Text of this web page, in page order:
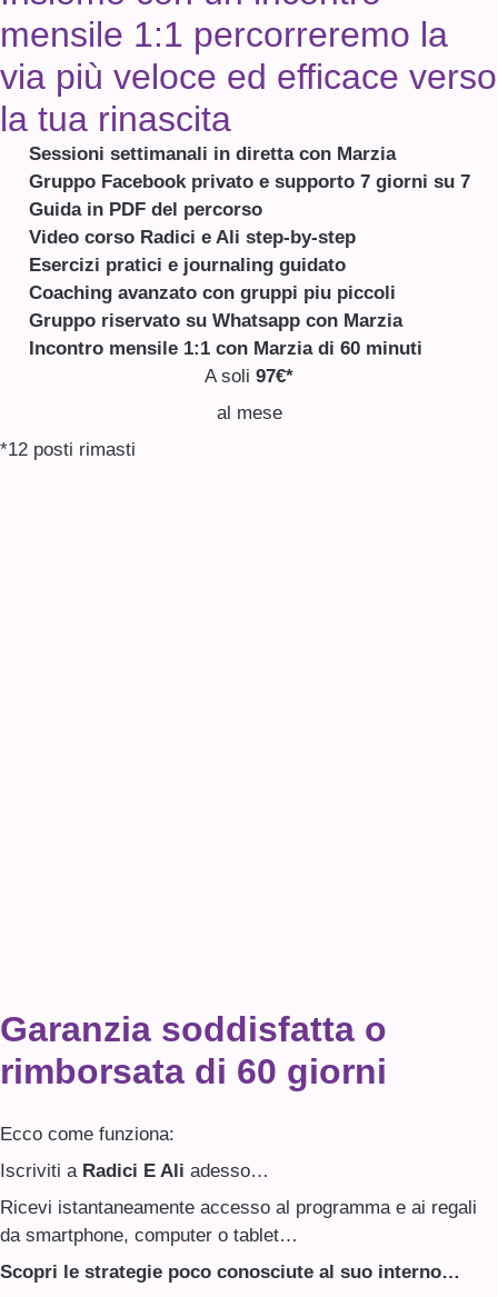
mensile 1:1 percorreremo la
via più veloce ed efficace verso
la tua rinascita
Sessioni settimanali in diretta con Marzia
Gruppo Facebook privato e supporto 7 giorni su 7
Guida in PDF del percorso
Video corso Radici e Ali step-by-step
Esercizi pratici e journaling guidato
Coaching avanzato con gruppi piu piccoli
Gruppo riservato su Whatsapp con Marzia
Incontro mensile 1:1 con Marzia di 60 minuti
A soli 97€*
al mese
*12 posti rimasti
Garanzia soddisfatta o
rimborsata di 60 giorni
Ecco come funziona:
Iscriviti a Radici E Ali adesso…
Ricevi istantaneamente accesso al programma e ai regali
da smartphone, computer o tablet…
Scopri le strategie poco conosciute al suo interno…